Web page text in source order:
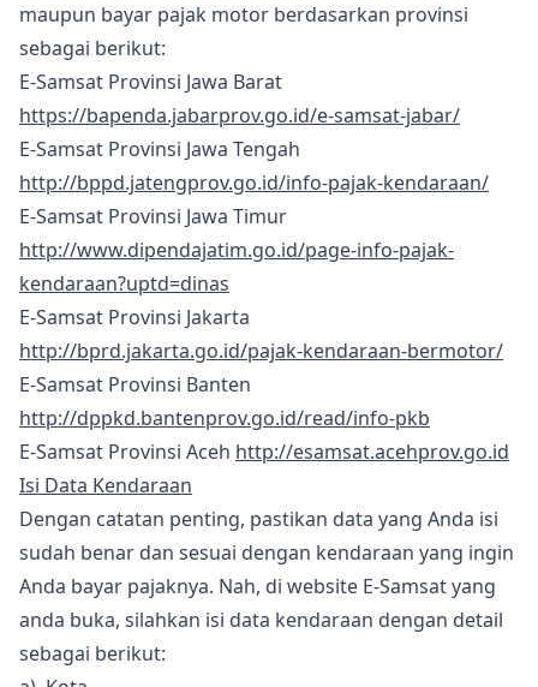
maupun bayar pajak motor berdasarkan provinsi
sebagai berikut:
E-Samsat Provinsi Jawa Barat
https://bapenda.jabarprov.go.id/e-samsat-jabar/
E-Samsat Provinsi Jawa Tengah
http://bppd.jatengprov.go.id/info-pajak-kendaraan/
E-Samsat Provinsi Jawa Timur
http://www.dipendajatim.go.id/page-info-pajak-
kendaraan?uptd=dinas
E-Samsat Provinsi Jakarta
http://bprd.jakarta.go.id/pajak-kendaraan-bermotor/
E-Samsat Provinsi Banten
http://dppkd.bantenprov.go.id/read/info-pkb
E-Samsat Provinsi Aceh http://esamsat.acehprov.go.id
Isi Data Kendaraan
Dengan catatan penting, pastikan data yang Anda isi
sudah benar dan sesuai dengan kendaraan yang ingin
Anda bayar pajaknya. Nah, di website E-Samsat yang
anda buka, silahkan isi data kendaraan dengan detail
sebagai berikut: